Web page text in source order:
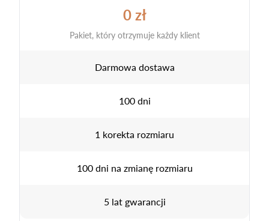
0 zł
Pakiet, który otrzymuje każdy klient
Darmowa dostawa
100 dni
1 korekta rozmiaru
100 dni na zmianę rozmiaru
5 lat gwarancji